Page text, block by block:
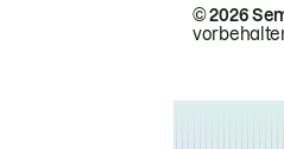
© 2026